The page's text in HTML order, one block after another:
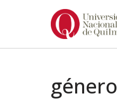
género